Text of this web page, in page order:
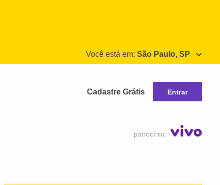
Você está em: São Paulo, SP
Cadastre Grátis Entrar
patrocínio: